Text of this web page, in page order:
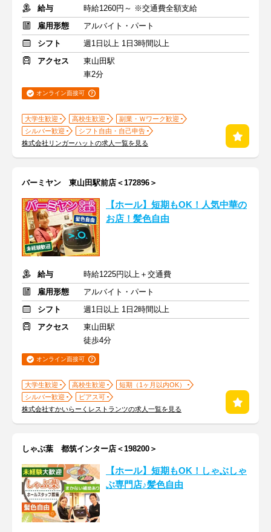
給与
時給1260円～ ※交通費全額支給
雇用形態
アルバイト・パート
シフト
週1日以上 1日3時間以上
アクセス
東山田駅
車2分
オンライン面接可
大学生歓迎 高校生歓迎
副業・Ｗワーク歓迎
シルバー歓迎
シフト自由・自己申告
株式会社リンガーハットの求人一覧を見る
バーミヤン 東山田駅前店＜172896＞
【ホール】短期もOK！人気中華の
お店！髪色自由
給与
時給1225円以上＋交通費
雇用形態
アルバイト・パート
シフト
週1日以上 1日2時間以上
アクセス
東山田駅
徒歩4分
オンライン面接可
大学生歓迎 高校生歓迎
短期（1ヶ月以内OK）
シルバー歓迎
ピアス可
株式会社すかいらーくレストランツの求人一覧を見る
しゃぶ葉 都筑インター店＜198200＞
【ホール】短期もOK！しゃぶしゃ
ぶ専門店♪髪色自由